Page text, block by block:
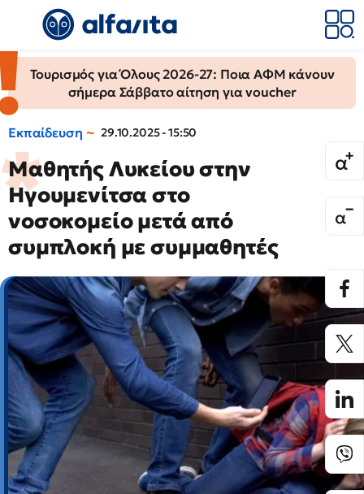
Τουρισμός για Όλους 2026-27: Ποια ΑΦΜ κάνουν
σήμερα Σάββατο αίτηση για voucher
Εκπαίδευση 29.10.2025 - 15:50
Μαθητής Λυκείου στην
Ηγουμενίτσα στο
νοσοκομείο μετά από
συμπλοκή με συμμαθητές